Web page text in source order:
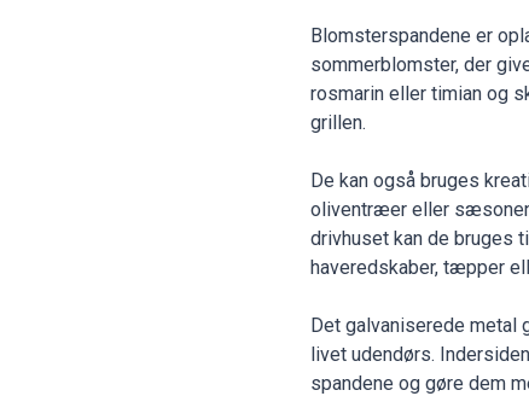
Blomsterspandene er
sommerblomster, der
rosmarin eller timian og
grillen.
De kan også bruges
oliventræer eller
drivhuset kan de bruges
haveredskaber, tæpper
Det galvaniserede metal
livet udendørs.
spandene og gøre dem